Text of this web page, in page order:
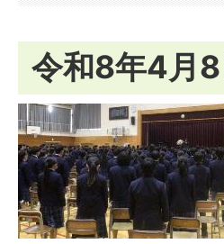
令和8年4月